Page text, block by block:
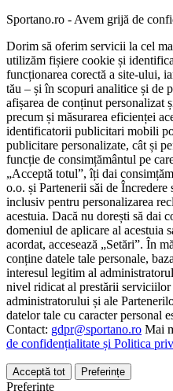
Sportano.ro - Avem grijă de
Dorim să oferim servicii la cel
utilizăm fișiere cookie și
funcționarea corectă a site-ului,
tău – și în scopuri analitice și de
afișarea de conținut personalizat
precum și măsurarea eficienței
identificatorii publicitari mobili
publicitare personalizate, cât și
funcție de consimțământul pe
„Acceptă totul”, îți dai
o.o. și Partenerii săi de Încredere
inclusiv pentru personalizarea
acestuia. Dacă nu dorești să dai
domeniul de aplicare al acestuia
acordat, accesează „Setări”. În
conține datele tale personale,
interesul legitim al
nivel ridicat al prestării
administratorului și ale
datelor tale cu caracter personal
Contact: gdpr@sportano.ro Mai
de confidențialitate și Politica
Acceptă tot Preferințe
Preferințe